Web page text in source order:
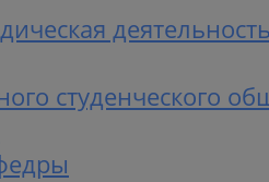
студенческого